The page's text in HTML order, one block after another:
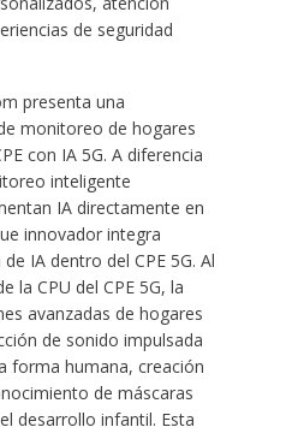
de seguridad
presenta una
monitoreo de hogares
con IA 5G. A diferencia
inteligente
IA directamente en
innovador integra
IA dentro del CPE 5G. Al
la CPU del CPE 5G, la
avanzadas de hogares
de sonido impulsada
forma humana, creación
de máscaras
desarrollo infantil. Esta